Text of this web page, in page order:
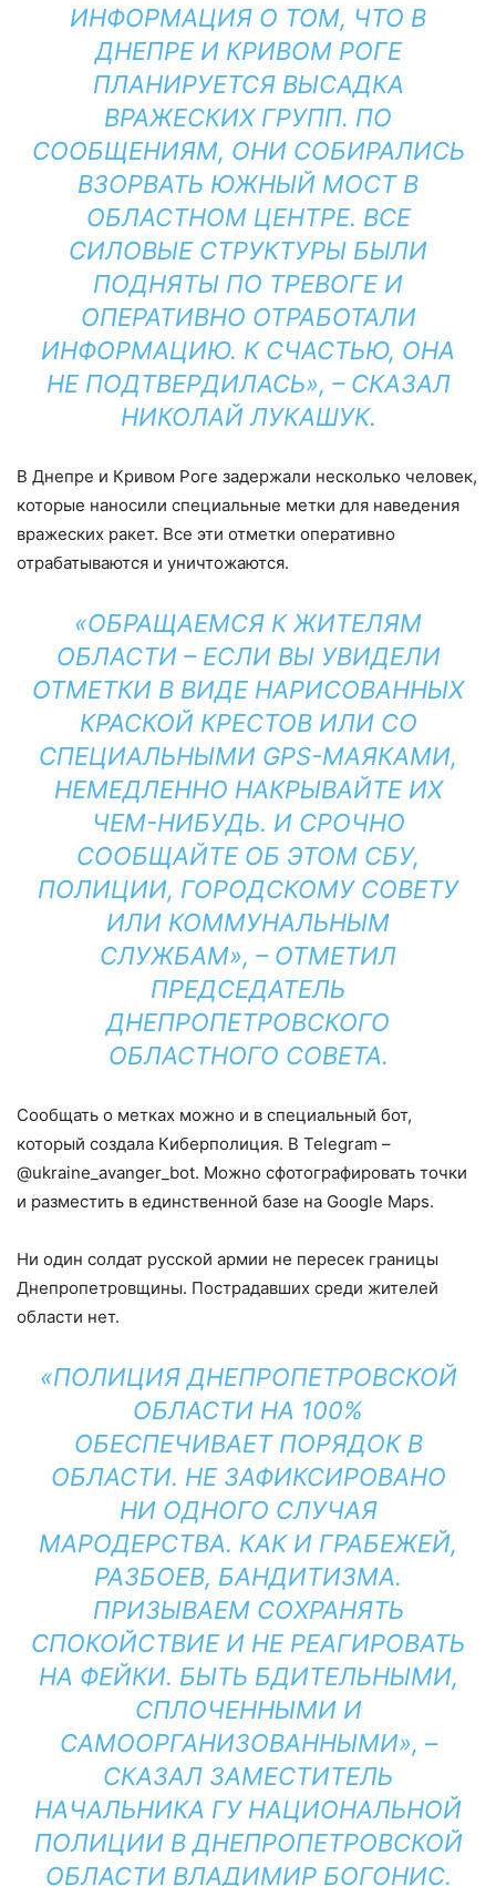
ИНФОРМАЦИЯ О ТОМ, ЧТО В
ДНЕПРЕ И КРИВОМ РОГЕ
ПЛАНИРУЕТСЯ ВЫСАДКА
ВРАЖЕСКИХ ГРУПП. ПО
СООБЩЕНИЯМ, ОНИ СОБИРАЛИСЬ
ВЗОРВАТЬ ЮЖНЫЙ МОСТ В
ОБЛАСТНОМ ЦЕНТРЕ. ВСЕ
СИЛОВЫЕ СТРУКТУРЫ БЫЛИ
ПОДНЯТЫ ПО ТРЕВОГЕ И
ОПЕРАТИВНО ОТРАБОТАЛИ
ИНФОРМАЦИЮ. К СЧАСТЬЮ, ОНА
НЕ ПОДТВЕРДИЛАСЬ», – СКАЗАЛ
НИКОЛАЙ ЛУКАШУК.
В Днепре и Кривом Роге задержали несколько человек,
которые наносили специальные метки для наведения
вражеских ракет. Все эти отметки оперативно
отрабатываются и уничтожаются.
«ОБРАЩАЕМСЯ К ЖИТЕЛЯМ
ОБЛАСТИ – ЕСЛИ ВЫ УВИДЕЛИ
ОТМЕТКИ В ВИДЕ НАРИСОВАННЫХ
КРАСКОЙ КРЕСТОВ ИЛИ СО
СПЕЦИАЛЬНЫМИ GPS-МАЯКАМИ,
НЕМЕДЛЕННО НАКРЫВАЙТЕ ИХ
ЧЕМ-НИБУДЬ. И СРОЧНО
СООБЩАЙТЕ ОБ ЭТОМ СБУ,
ПОЛИЦИИ, ГОРОДСКОМУ СОВЕТУ
ИЛИ КОММУНАЛЬНЫМ
СЛУЖБАМ», – ОТМЕТИЛ
ПРЕДСЕДАТЕЛЬ
ДНЕПРОПЕТРОВСКОГО
ОБЛАСТНОГО СОВЕТА.
Сообщать о метках можно и в специальный бот,
который создала Киберполиция. В Telegram –
@ukraine_avanger_bot. Можно сфотографировать точки
и разместить в единственной базе на Google Maps.
Ни один солдат русской армии не пересек границы
Днепропетровщины. Пострадавших среди жителей
области нет.
«ПОЛИЦИЯ ДНЕПРОПЕТРОВСКОЙ
ОБЛАСТИ НА 100%
ОБЕСПЕЧИВАЕТ ПОРЯДОК В
ОБЛАСТИ. НЕ ЗАФИКСИРОВАНО
НИ ОДНОГО СЛУЧАЯ
МАРОДЕРСТВА. КАК И ГРАБЕЖЕЙ,
РАЗБОЕВ, БАНДИТИЗМА.
ПРИЗЫВАЕМ СОХРАНЯТЬ
СПОКОЙСТВИЕ И НЕ РЕАГИРОВАТЬ
НА ФЕЙКИ. БЫТЬ БДИТЕЛЬНЫМИ,
СПЛОЧЕННЫМИ И
САМООРГАНИЗОВАННЫМИ», –
СКАЗАЛ ЗАМЕСТИТЕЛЬ
НАЧАЛЬНИКА ГУ НАЦИОНАЛЬНОЙ
ПОЛИЦИИ В ДНЕПРОПЕТРОВСКОЙ
ОБЛАСТИ ВЛАДИМИР БОГОНИС.